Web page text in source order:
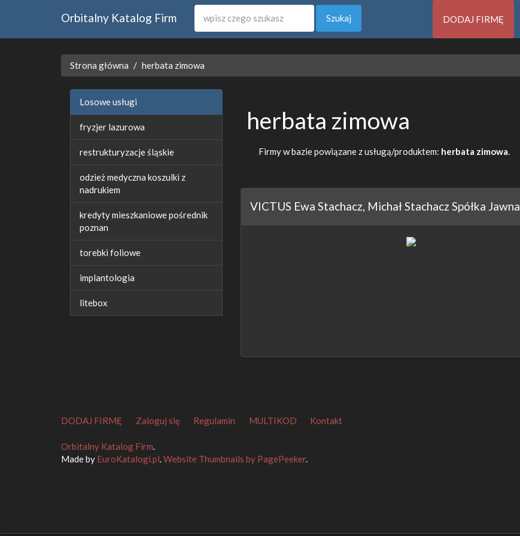
Orbitalny Katalog Firm Szukaj DODAJ FIRMĘ
Strona główna herbata zimowa
Losowe usługi
fryzjer lazurowa
restrukturyzacje śląskie
odzież medyczna koszulki z
nadrukiem
kredyty mieszkaniowe pośrednik
poznan
torebki foliowe
implantologia
litebox
herbata zimowa
Firmy w bazie powiązane z usługą/produktem: herbata zimowa
VICTUS Ewa Stachacz, Michał Stachacz Spółka Jawna
DODAJ FIRMĘ Zaloguj się Regulamin MULTIKOD Kontakt
Orbitalny Katalog Firm.
Made by EuroKatalogi.pl.Website Thumbnails by PagePeeker.